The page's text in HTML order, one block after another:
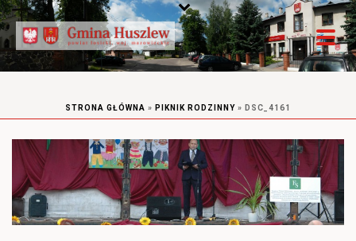
STRONA GŁÓWNA » PIKNIK RODZINNY » DSC_4161